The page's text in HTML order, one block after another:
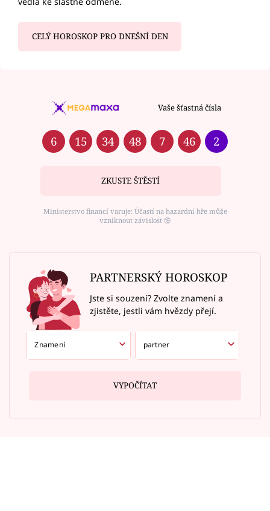
CELÝ HOROSKOP PRO DNEŠNÍ DEN
Vaše šťastná čísla
6 15 34 48 7 46 2
ZKUSTE ŠTĚSTÍ
Ministerstvo financí varuje: Účastí na hazardní hře může
vzniknout závislost ⑱
PARTNERSKÝ HOROSKOP
Jste si souzení? Zvolte znamení a
zjistěte, jestli vám hvězdy přejí.
VYPOČÍTAT